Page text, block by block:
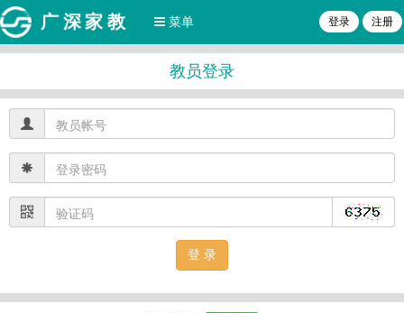
广深家教 菜单 登录 注册
教员登录